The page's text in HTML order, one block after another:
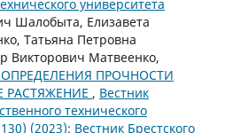
университета
Шалобыта, Елизавета
Татьяна Петровна
Викторович Матвеенко,
ПРОЧНОСТИ
РАСТЯЖЕНИЕ , Вестник
технического
(2023): Вестник Брестского